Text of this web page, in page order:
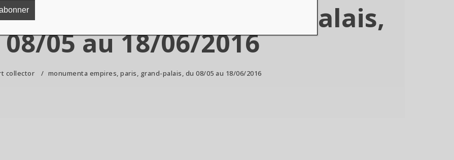
Empires, Paris, Grand-Palais,
05 au 18/06/2016
collector / monumenta empires, paris, grand-palais, du 08/05 au 18/06/2016